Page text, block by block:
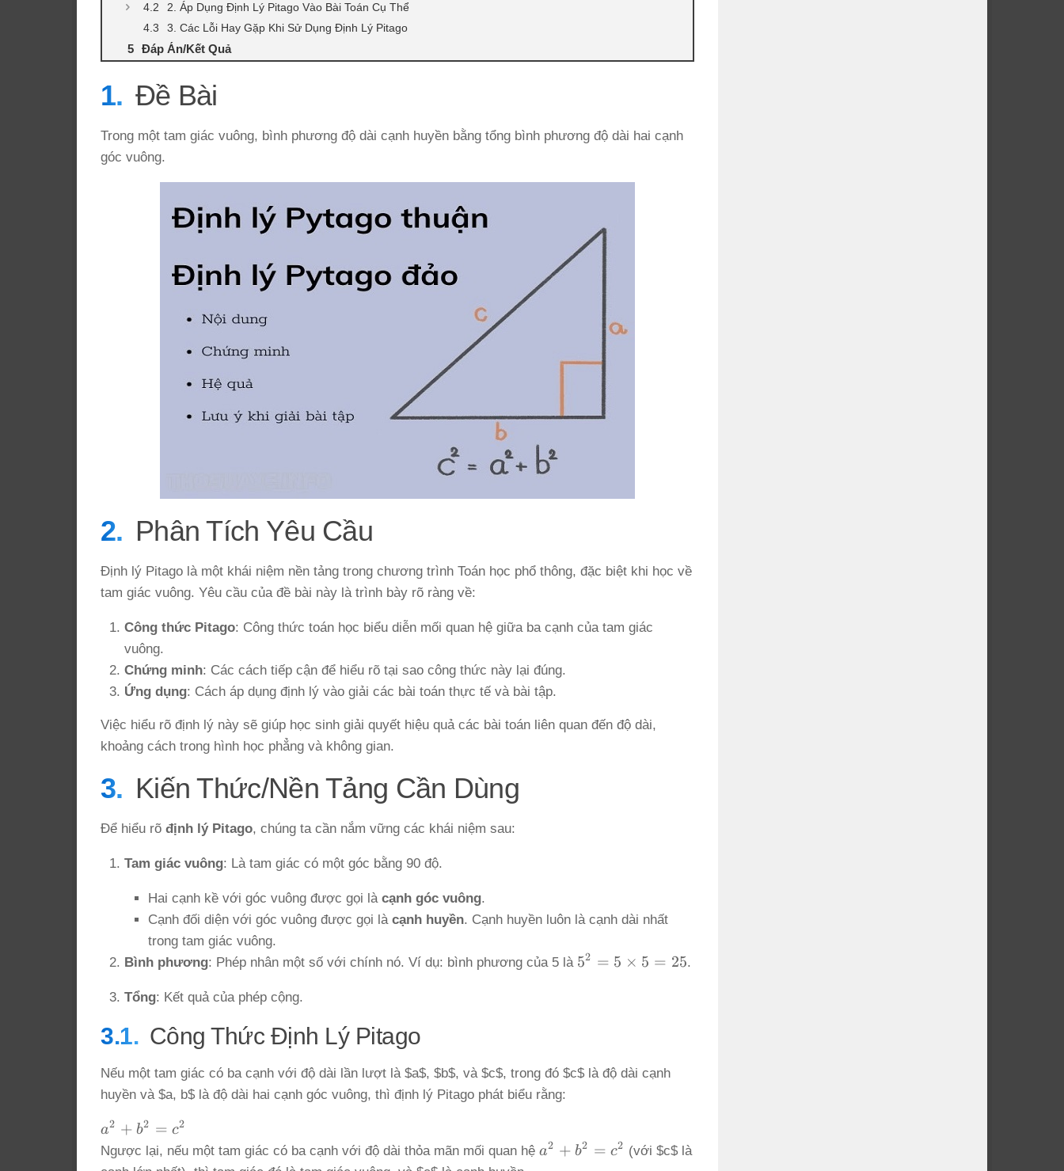
2. Áp Dụng Định Lý Pitago Vào Bài Toán Cụ Thể
3. Các Lỗi Hay Gặp Khi Sử Dụng Định Lý Pitago
Đáp Án/Kết Quả
Đề Bài
Trong một tam giác vuông, bình phương độ dài cạnh huyền bằng tổng bình phương độ dài hai cạnh
góc vuông.
Phân Tích Yêu Cầu
Định lý Pitago là một khái niệm nền tảng trong chương trình Toán học phổ thông, đặc biệt khi học về
tam giác vuông. Yêu cầu của đề bài này là trình bày rõ ràng về:
Công thức Pitago: Công thức toán học biểu diễn mối quan hệ giữa ba cạnh của tam giác
vuông.
Chứng minh: Các cách tiếp cận để hiểu rõ tại sao công thức này lại đúng.
Ứng dụng: Cách áp dụng định lý vào giải các bài toán thực tế và bài tập.
Việc hiểu rõ định lý này sẽ giúp học sinh giải quyết hiệu quả các bài toán liên quan đến độ dài,
khoảng cách trong hình học phẳng và không gian.
Kiến Thức/Nền Tảng Cần Dùng
Để hiểu rõ định lý Pitago, chúng ta cần nắm vững các khái niệm sau:
Tam giác vuông: Là tam giác có một góc bằng 90 độ.
Hai cạnh kề với góc vuông được gọi là cạnh góc vuông.
Cạnh đối diện với góc vuông được gọi là cạnh huyền. Cạnh huyền luôn là cạnh dài nhất
trong tam giác vuông.
Bình phương: Phép nhân một số với chính nó. Ví dụ: bình phương của 5 là 5^2 =
52 = 5 × 5 = 25.
Tổng: Kết quả của phép cộng.
Công Thức Định Lý Pitago
Nếu một tam giác có ba cạnh với độ dài lần lượt là $a$, $b$, và $c$, trong đó $c$ là độ dài cạnh
huyền và $a, b$ là độ dài hai cạnh góc vuông, thì định lý Pitago phát biểu rằng:
a^2
+
b^2
a2 + b2 = c2
Ngược lại, nếu một tam giác có ba cạnh với độ dài thỏa mãn mối quan hệ a^2
a2 + b2 = c2 (với $c$ là